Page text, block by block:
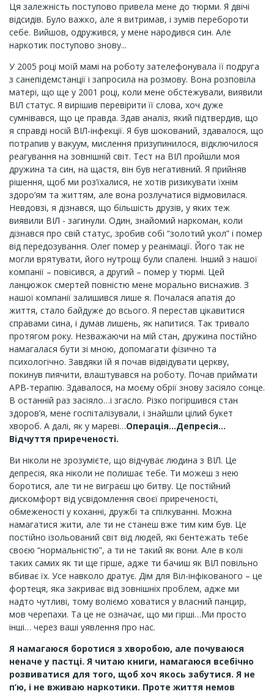
Ця залежність поступово привела мене до тюрми. Я двічі
відсидів. Було важко, але я витримав, і зумів перебороти
себе. Вийшов, одружився, у мене народився син. Але
наркотик поступово знову...
У 2005 році моїй мамі на роботу зателефонувала її подруга
з санепідемстанції і запросила на розмову. Вона розповіла
матері, що ще у 2001 році, коли мене обстежували, виявили
ВІЛ статус. Я вирішив перевірити її слова, хоч дуже
сумнівався, що це правда. Здав аналіз, який підтвердив, що
я справді носій ВІЛ-інфекції. Я був шокований, здавалося, що
потрапив у вакуум, мислення призупинилося, відключилося
реагування на зовнішній світ. Тест на ВІЛ пройшли моя
дружина та син, на щастя, він був негативний. Я прийняв
рішення, щоб ми роз’їхалися, не хотів ризикувати їхнім
здоро’ям та життям, але вона розлучатися відмовилася.
Невдовзі, я дізнався, що більшість друзів, у яких теж
виявили ВІЛ - загинули. Один, знайомий наркоман, коли
дізнався про свій статус, зробив собі “золотий укол” і помер
від передозування. Олег помер у реанімації. Його так не
могли врятувати, його нутрощі були спалені. Інший з нашої
компанії – повісився, а другий – помер у тюрмі. Цей
ланцюжок смертей повністю мене морально виснажив. З
нашої компанії залишився лише я. Почалася апатія до
життя, стало байдуже до всього. Я перестав цікавитися
справами сина, і думав лишень, як напитися. Так тривало
протягом року. Незважаючи на мій стан, дружина постійно
намагалася бути зі мною, допомагати фізично та
психологічно. Завдяки їй я почав відвідувати церкву,
покинув пиячити, влаштувався на роботу. Почав приймати
АРВ-терапію. Здавалося, на моєму обрії знову засіяло сонце.
В останній раз засіяло…і згасло. Різко погіршився стан
здоров’я, мене госпіталізували, і знайшли цілий букет
хвороб. А далі, як у мареві…Операція…Депресія…
Відчуття приреченості.
Ви ніколи не зрозумієте, що відчуває людина з ВІЛ. Це
депресія, яка ніколи не полишає тебе. Ти можеш з нею
боротися, але ти не виграєш цю битву. Це постійний
дискомфорт від усвідомлення своєї приреченості,
обмеженості у коханні, дружбі та спілкуванні. Можна
намагатися жити, але ти не станеш вже тим ким був. Це
постійно ізольований світ від людей, які бентежать тебе
своєю “нормальністю”, а ти не такий як вони. Але в колі
таких самих як ти ще гірше, адже ти бачиш як ВІЛ повільно
вбиває їх. Усе навколо дратує. Дім для Віл-інфікованого – це
фортеця, яка закриває від зовнішніх проблем, адже ми
надто чутливі, тому воліємо ховатися у власний панцир,
мов черепахи. Та це не означає, що ми гірші…Ми просто
інші… через ваші уявлення про нас.
Я намагаюся боротися з хворобою, але почуваюся
неначе у пастці. Я читаю книги, намагаюся всебічно
розвиватися для того, щоб хоч якось забутися. Я не
п’ю, і не вживаю наркотики. Проте життя немов